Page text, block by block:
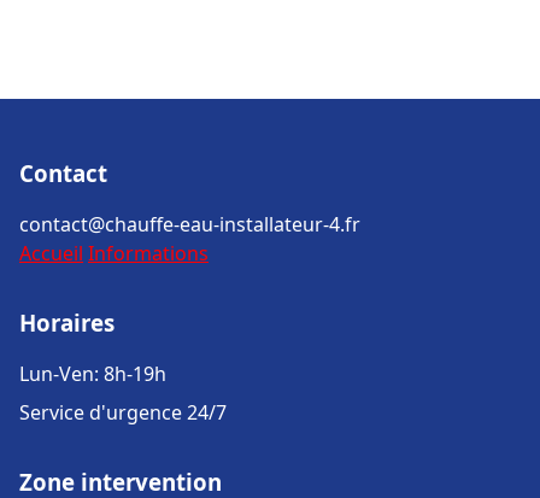
Contact
contact@chauffe-eau-installateur-4.fr
Accueil Informations
Horaires
Lun-Ven: 8h-19h
Service d'urgence 24/7
Zone intervention